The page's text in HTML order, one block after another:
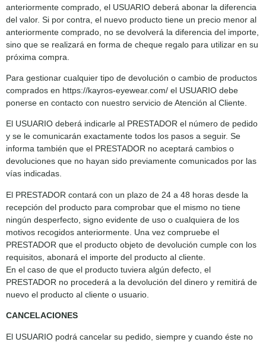
anteriormente comprado, el USUARIO deberá abonar la diferencia
del valor. Si por contra, el nuevo producto tiene un precio menor al
anteriormente comprado, no se devolverá la diferencia del importe,
sino que se realizará en forma de cheque regalo para utilizar en su
próxima compra.
Para gestionar cualquier tipo de devolución o cambio de productos
comprados en https://kayros-eyewear.com/ el USUARIO debe
ponerse en contacto con nuestro servicio de Atención al Cliente.
El USUARIO deberá indicarle al PRESTADOR el número de pedido
y se le comunicarán exactamente todos los pasos a seguir. Se
informa también que el PRESTADOR no aceptará cambios o
devoluciones que no hayan sido previamente comunicados por las
vías indicadas.
El PRESTADOR contará con un plazo de 24 a 48 horas desde la
recepción del producto para comprobar que el mismo no tiene
ningún desperfecto, signo evidente de uso o cualquiera de los
motivos recogidos anteriormente. Una vez compruebe el
PRESTADOR que el producto objeto de devolución cumple con los
requisitos, abonará el importe del producto al cliente.
En el caso de que el producto tuviera algún defecto, el
PRESTADOR no procederá a la devolución del dinero y remitirá de
nuevo el producto al cliente o usuario.
CANCELACIONES
El USUARIO podrá cancelar su pedido, siempre y cuando éste no